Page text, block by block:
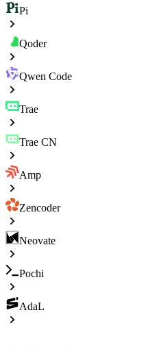
Pi
Qoder
Qwen Code
Trae
Trae CN
Amp
Zencoder
Neovate
Pochi
AdaL